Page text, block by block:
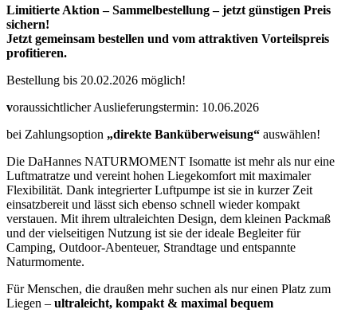
Limitierte Aktion – Sammelbestellung – jetzt günstigen Preis
sichern!
Jetzt gemeinsam bestellen und vom attraktiven Vorteilspreis
profitieren.
Bestellung bis 20.02.2026 möglich!
voraussichtlicher Auslieferungstermin: 10.06.2026
bei Zahlungsoption „direkte Banküberweisung“ auswählen!
Die DaHannes NATURMOMENT Isomatte ist mehr als nur eine
Luftmatratze und vereint hohen Liegekomfort mit maximaler
Flexibilität. Dank integrierter Luftpumpe ist sie in kurzer Zeit
einsatzbereit und lässt sich ebenso schnell wieder kompakt
verstauen. Mit ihrem ultraleichten Design, dem kleinen Packmaß
und der vielseitigen Nutzung ist sie der ideale Begleiter für
Camping, Outdoor-Abenteuer, Strandtage und entspannte
Naturmomente.
Für Menschen, die draußen mehr suchen als nur einen Platz zum
Liegen – ultraleicht, kompakt & maximal bequem